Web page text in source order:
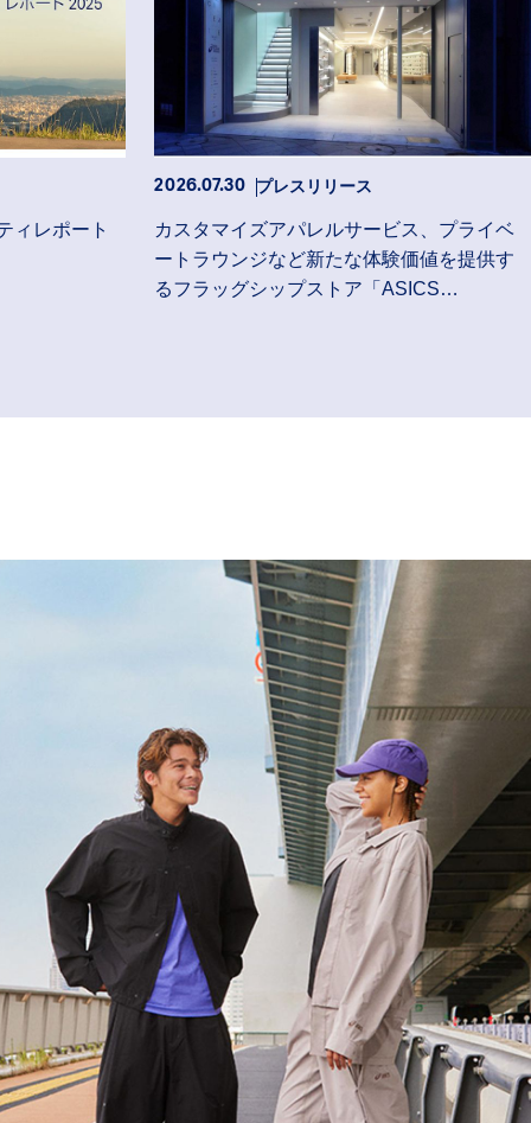
ィレポート
2026.07.30 プレスリリース
カスタマイズアパレルサービス、プライベ
ートラウンジなど新たな体験価値を提供す
るフラッグシップストア「ASICS